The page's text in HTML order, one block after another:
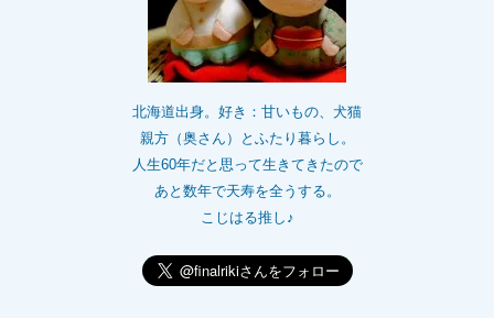
北海道出身。好き：甘いもの、犬猫
親方（奥さん）とふたり暮らし。
人生60年だと思って生きてきたので
あと数年で天寿を全うする。
こじはる推し♪